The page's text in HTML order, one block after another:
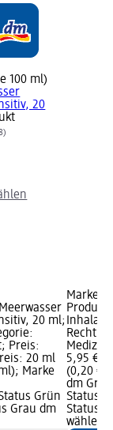
100 ml)
20
20 ml;
Preis:
20 ml
Marke
Grün
Grau dm
Marke:
5,95 €;
(0,20 €
dm
Status
Status
wählen